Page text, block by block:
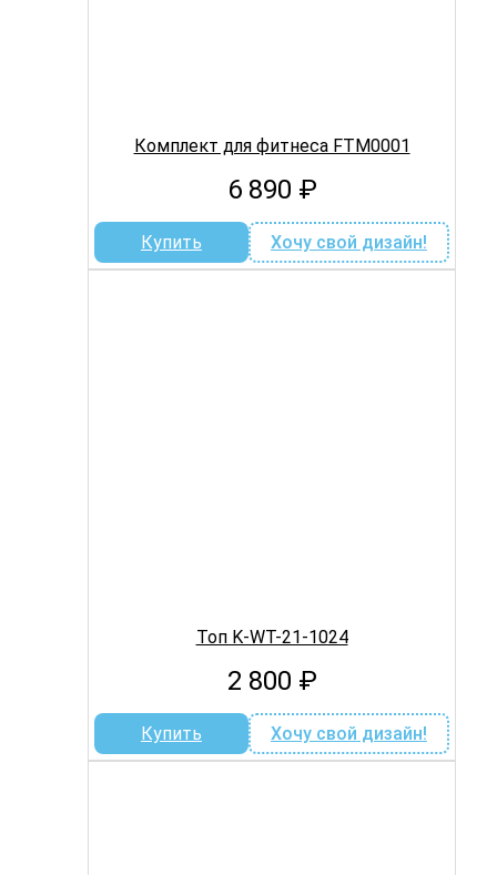
Комплект для фитнеса FTM0001
6 890 ₽
Купить Хочу свой дизайн!
Топ K-WT-21-1024
2 800 ₽
Купить Хочу свой дизайн!